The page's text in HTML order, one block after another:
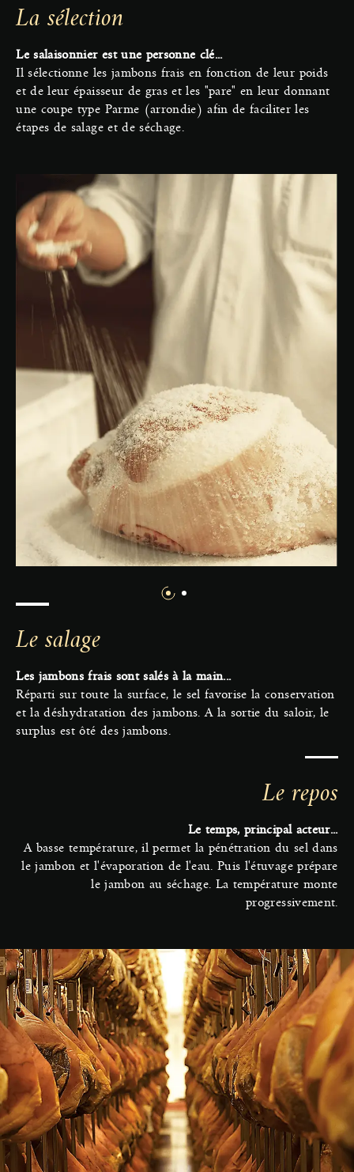
La sélection
Le salaisonnier est une personne clé...
Il sélectionne les jambons frais en fonction de leur poids
et de leur épaisseur de gras et les "pare" en leur donnant
une coupe type Parme (arrondie) afin de faciliter les
étapes de salage et de séchage.
Le salage
Les jambons frais sont salés à la main...
Réparti sur toute la surface, le sel favorise la conservation
et la déshydratation des jambons. A la sortie du saloir, le
surplus est ôté des jambons.
Le repos
Le temps, principal acteur...
A basse température, il permet la pénétration du sel dans
le jambon et l'évaporation de l'eau. Puis l'étuvage prépare
le jambon au séchage. La température monte
progressivement.